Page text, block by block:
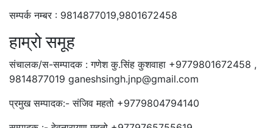
सम्पर्क नम्बर : 9814877019,9801672458
हाम्रो समूह
संचालक/स-सम्पादक : गणेश कु.सिंह कुशवाहा +9779801672458 ,
9814877019 ganeshsingh.jnp@gmail.com
प्रमुख सम्पादक:- संजिव महतो +9779804794140